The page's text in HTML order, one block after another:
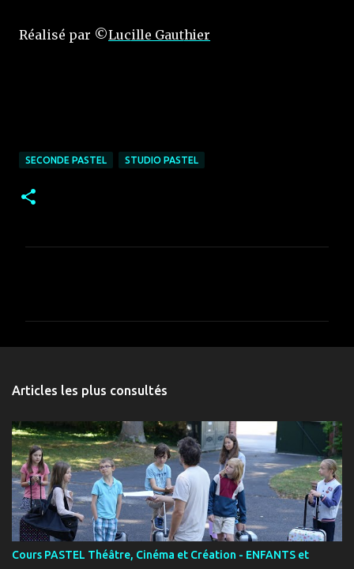
Réalisé par ©Lucille Gauthier
SECONDE PASTEL STUDIO PASTEL
n
a
i
r
e
s
Articles les plus consultés
Cours PASTEL Théâtre, Cinéma et Création - ENFANTS et